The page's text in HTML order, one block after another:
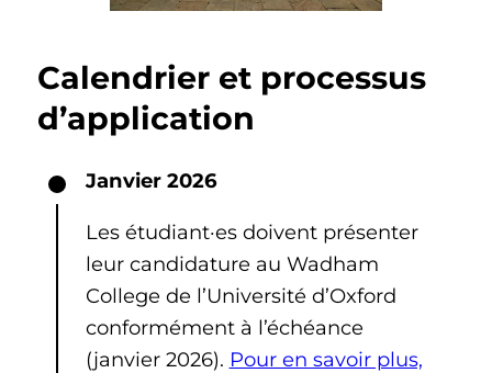
Calendrier et processus
d’application
Janvier 2026
Les étudiant·es doivent présenter
leur candidature au Wadham
College de l’Université d’Oxford
conformément à l’échéance
(janvier 2026). Pour en savoir plus,